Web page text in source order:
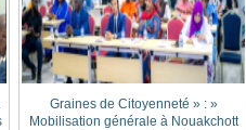
« Graines de Citoyenneté » :
Mobilisation générale à Nouakchott